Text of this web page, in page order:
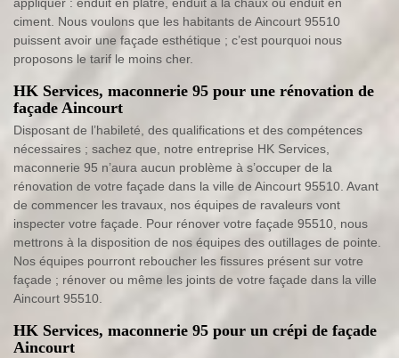
appliquer : enduit en plâtre, enduit à la chaux ou enduit en
ciment. Nous voulons que les habitants de Aincourt 95510
puissent avoir une façade esthétique ; c’est pourquoi nous
proposons le tarif le moins cher.
HK Services, maconnerie 95 pour une rénovation de
façade Aincourt
Disposant de l’habileté, des qualifications et des compétences
nécessaires ; sachez que, notre entreprise HK Services,
maconnerie 95 n’aura aucun problème à s’occuper de la
rénovation de votre façade dans la ville de Aincourt 95510. Avant
de commencer les travaux, nos équipes de ravaleurs vont
inspecter votre façade. Pour rénover votre façade 95510, nous
mettrons à la disposition de nos équipes des outillages de pointe.
Nos équipes pourront reboucher les fissures présent sur votre
façade ; rénover ou même les joints de votre façade dans la ville
Aincourt 95510.
HK Services, maconnerie 95 pour un crépi de façade
Aincourt